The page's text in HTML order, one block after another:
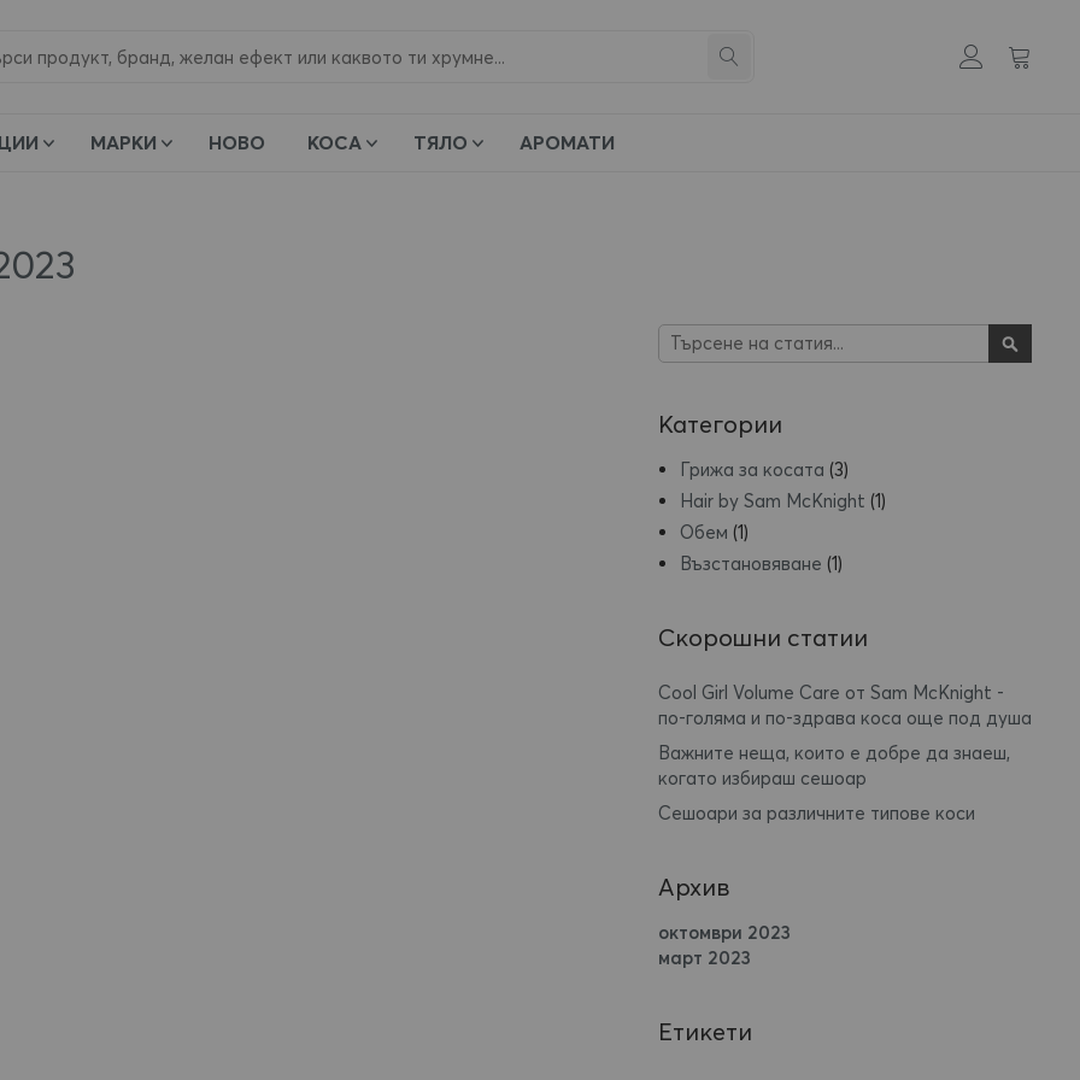
Моята
МАРКИ НОВО КОСА ТЯЛО АРОМАТИ
Търсене
Категории
Грижа за косата (3)
Hair by Sam McKnight (1)
Обем (1)
Възстановяване (1)
Скорошни статии
Cool Girl Volume Care от Sam McKnight -
по-голяма и по-здрава коса още под душа
Важните неща, които е добре да знаеш,
когато избираш сешоар
Сешоари за различните типове коси
Архив
октомври 2023
март 2023
Етикети